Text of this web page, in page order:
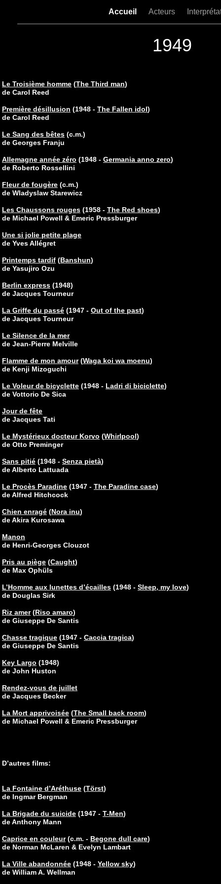
Accueil Acteurs
1949
Le Troisième homme (The Third man)
de Carol Reed
Première désillusion (1948 - The Fallen idol)
de Carol Reed
Le Sang des bêtes (c.m.)
de Georges Franju
Allemagne année zéro (1948 - Germania anno zero)
de Roberto Rossellini
Fleur de fougère (c.m.)
de Wladyslaw Starewicz
Les Chaussons rouges (1958 - The Red shoes)
de Michael Powell & Emeric Pressburger
Une si jolie petite plage
de Yves Allégret
Printemps tardif (Banshun)
de Yasujiro Ozu
Berlin express (1948)
de Jacques Tourneur
La Griffe du passé (1947 - Out of the past)
de Jacques Tourneur
Le Silence de la mer
de Jean-Pierre Melville
Flamme de mon amour(Waga koi wa moenu)
de Kenji Mizoguchi
Le Voleur de bicyclette (1948 - Ladri di biciclette)
de Vottorio De Sica
Jour de fête
de Jacques Tati
Le Mystérieux docteur Korvo (Whirlpool)
de Otto Preminger
Sans pitié (1948 - Senza pietà)
de Alberto Lattuada
Le Procès Paradine (1947 - The Paradine case)
de Alfred Hitchcock
Chien enragé (Nora inu)
de Akira Kurosawa
Manon
de Henri-Georges Clouzot
Pris au piège (Caught)
de Max Ophüls
L’Homme aux lunettes d’écailles (1948 - Sleep, my love)
de Douglas Sirk
Riz amer(Riso amaro)
de Giuseppe De Santis
Chasse tragique (1947 - Caccia tragica)
de Giuseppe De Santis
Key Largo (1948)
de John Huston
Rendez-vous de juillet
de Jacques Becker
La Mort apprivoisée (The Small back room)
de Michael Powell & Emeric Pressburger
D’autres films:
La Fontaine d’Aréthuse (Törst)
de Ingmar Bergman
La Brigade du suicide (1947 - T-Men)
de Anthony Mann
Caprice en couleur(c.m. - Begone dull care)
de Norman McLaren & Evelyn Lambart
La Ville abandonnée (1948 - Yellow sky)
de William A. Wellman